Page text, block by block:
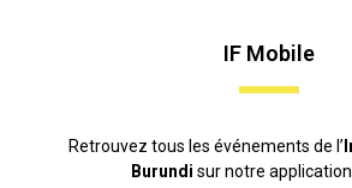
IF Mobile
Retrouvez tous les événements de l’
Burundi sur notre